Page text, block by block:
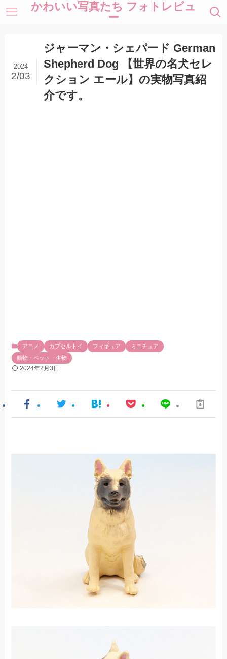
かわいい写真たち フォトレビュ
ー
ジャーマン・シェパード German
Shepherd Dog 【世界の名犬セレ
クション エール】の実物写真紹
介です。
2024
2/03
アニメ カプセルトイ フィギュア
ミニチュア
動物・ペット・生物
2024年2月3日